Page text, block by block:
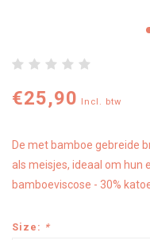
€25,90 Incl. btw
De met bamboe gebreide
als meisjes, ideaal om hun
bamboeviscose - 30%
Size: *